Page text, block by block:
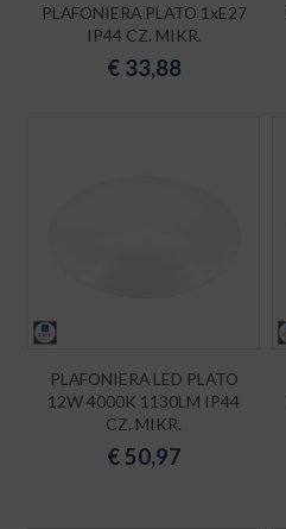
PLAFONIERA PLATO 1xE27
IP44 CZ. MIKR.
€ 33,88
PLAFONIERA LED PLATO
12W 4000K 1130LM IP44
CZ. MIKR.
€50,97